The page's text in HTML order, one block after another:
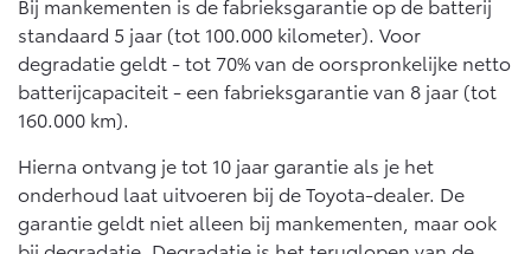
Mirai
WATERSTOF-ELEKTRISCH
Proace City (excl. BTW)
OOK ALS BATTERIJ-
ELEKTRISCH
Bij mankementen is de fabrieksgarantie op de batterij
standaard 5 jaar (tot 100.000 kilometer). Voor
degradatie geldt - tot 70% van de oorspronkelijke netto
batterijcapaciteit - een fabrieksgarantie van 8 jaar (tot
160.000 km).
Hierna ontvang je tot 10 jaar garantie als je het
onderhoud laat uitvoeren bij de Toyota-dealer. De
garantie geldt niet alleen bij mankementen, maar ook